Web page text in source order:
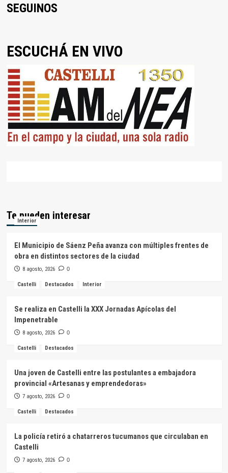
SEGUINOS
ESCUCHÁ EN VIVO
Te pueden interesar
Interior
El Municipio de Sáenz Peña avanza con múltiples frentes de
obra en distintos sectores de la ciudad
8 agosto, 2026 0
Castelli Destacados Interior
Se realiza en Castelli la XXX Jornadas Apícolas del
Impenetrable
8 agosto, 2026 0
Castelli Destacados
Una joven de Castelli entre las postulantes a embajadora
provincial «Artesanas y emprendedoras»
7 agosto, 2026 0
Castelli Destacados
La policía retiró a chatarreros tucumanos que circulaban en
Castelli
7 agosto, 2026 0